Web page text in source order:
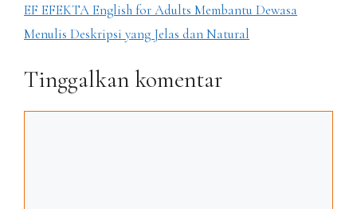
EF EFEKTA English for Adults Membantu Dewasa
Menulis Deskripsi yang Jelas dan Natural
Tinggalkan komentar